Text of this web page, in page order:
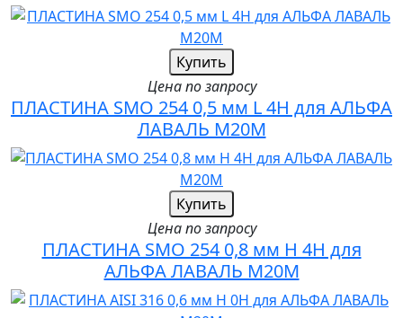
Купить
Цена по запросу
ПЛАСТИНА SMO 254 0,5 мм L 4H для АЛЬФА
ЛАВАЛЬ M20M
Купить
Цена по запросу
ПЛАСТИНА SMO 254 0,8 мм H 4H для
АЛЬФА ЛАВАЛЬ M20M